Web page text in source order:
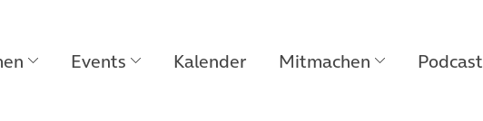
Events Kalender Mitmachen Podcast